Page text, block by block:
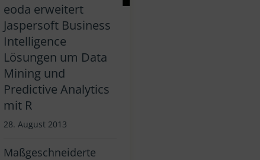
eoda erweitert
Jaspersoft Business
Intelligence
Lösungen um Data
Mining und
Predictive Analytics
mit R
28. August 2013
Maßgeschneiderte